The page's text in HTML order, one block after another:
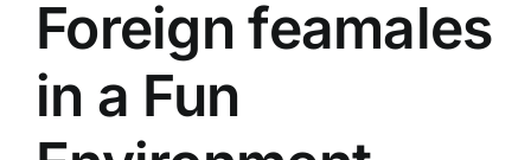
Foreign feamales
in a Fun